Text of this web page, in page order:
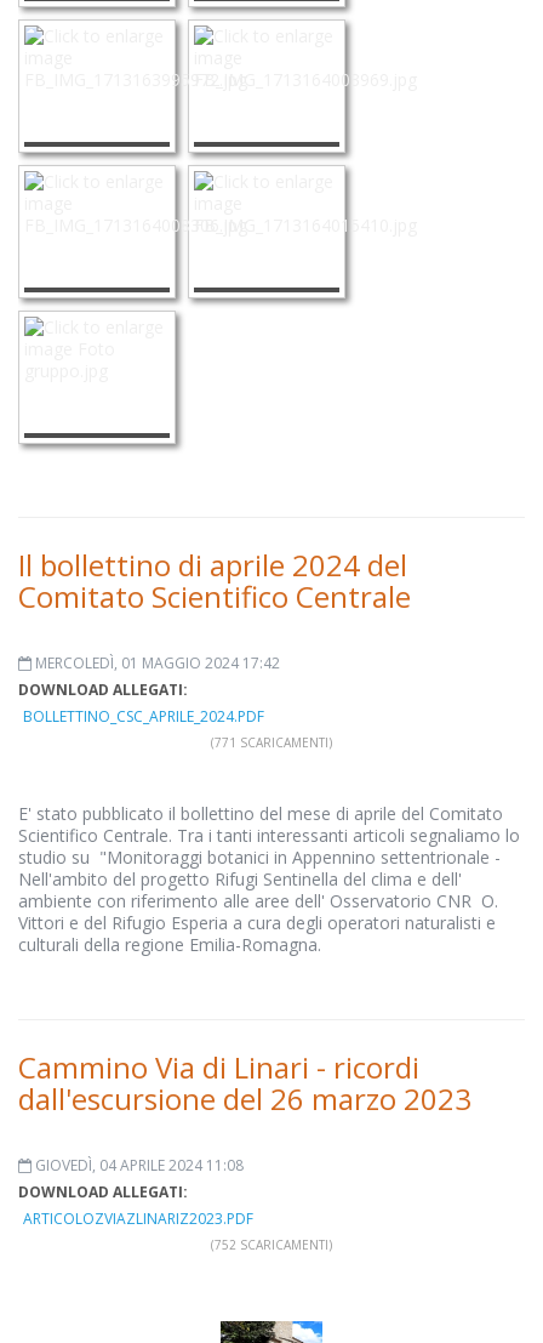
Il bollettino di aprile 2024 del
Comitato Scientifico Centrale
MERCOLEDÌ, 01 MAGGIO 2024 17:42
DOWNLOAD ALLEGATI:
BOLLETTINO_CSC_APRILE_2024.PDF
(771 SCARICAMENTI)
E' stato pubblicato il bollettino del mese di aprile del Comitato
Scientifico Centrale. Tra i tanti interessanti articoli segnaliamo lo
studio su "Monitoraggi botanici in Appennino settentrionale -
Nell'ambito del progetto Rifugi Sentinella del clima e dell'
ambiente con riferimento alle aree dell' Osservatorio CNR O.
Vittori e del Rifugio Esperia a cura degli operatori naturalisti e
culturali della regione Emilia-Romagna.
Cammino Via di Linari - ricordi
dall'escursione del 26 marzo 2023
GIOVEDÌ, 04 APRILE 2024 11:08
DOWNLOAD ALLEGATI:
ARTICOLOZVIAZLINARIZ2023.PDF
(752 SCARICAMENTI)